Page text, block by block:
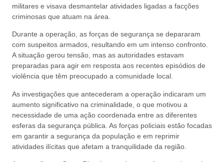
militares e visava desmantelar atividades ligadas a facções
criminosas que atuam na área.
Durante a operação, as forças de segurança se depararam
com suspeitos armados, resultando em um intenso confronto.
A situação gerou tensão, mas as autoridades estavam
preparadas para agir em resposta aos recentes episódios de
violência que têm preocupado a comunidade local.
As investigações que antecederam a operação indicaram um
aumento significativo na criminalidade, o que motivou a
necessidade de uma ação coordenada entre as diferentes
esferas da segurança pública. As forças policiais estão focadas
em garantir a segurança da população e em reprimir
atividades ilícitas que afetam a tranquilidade da região.